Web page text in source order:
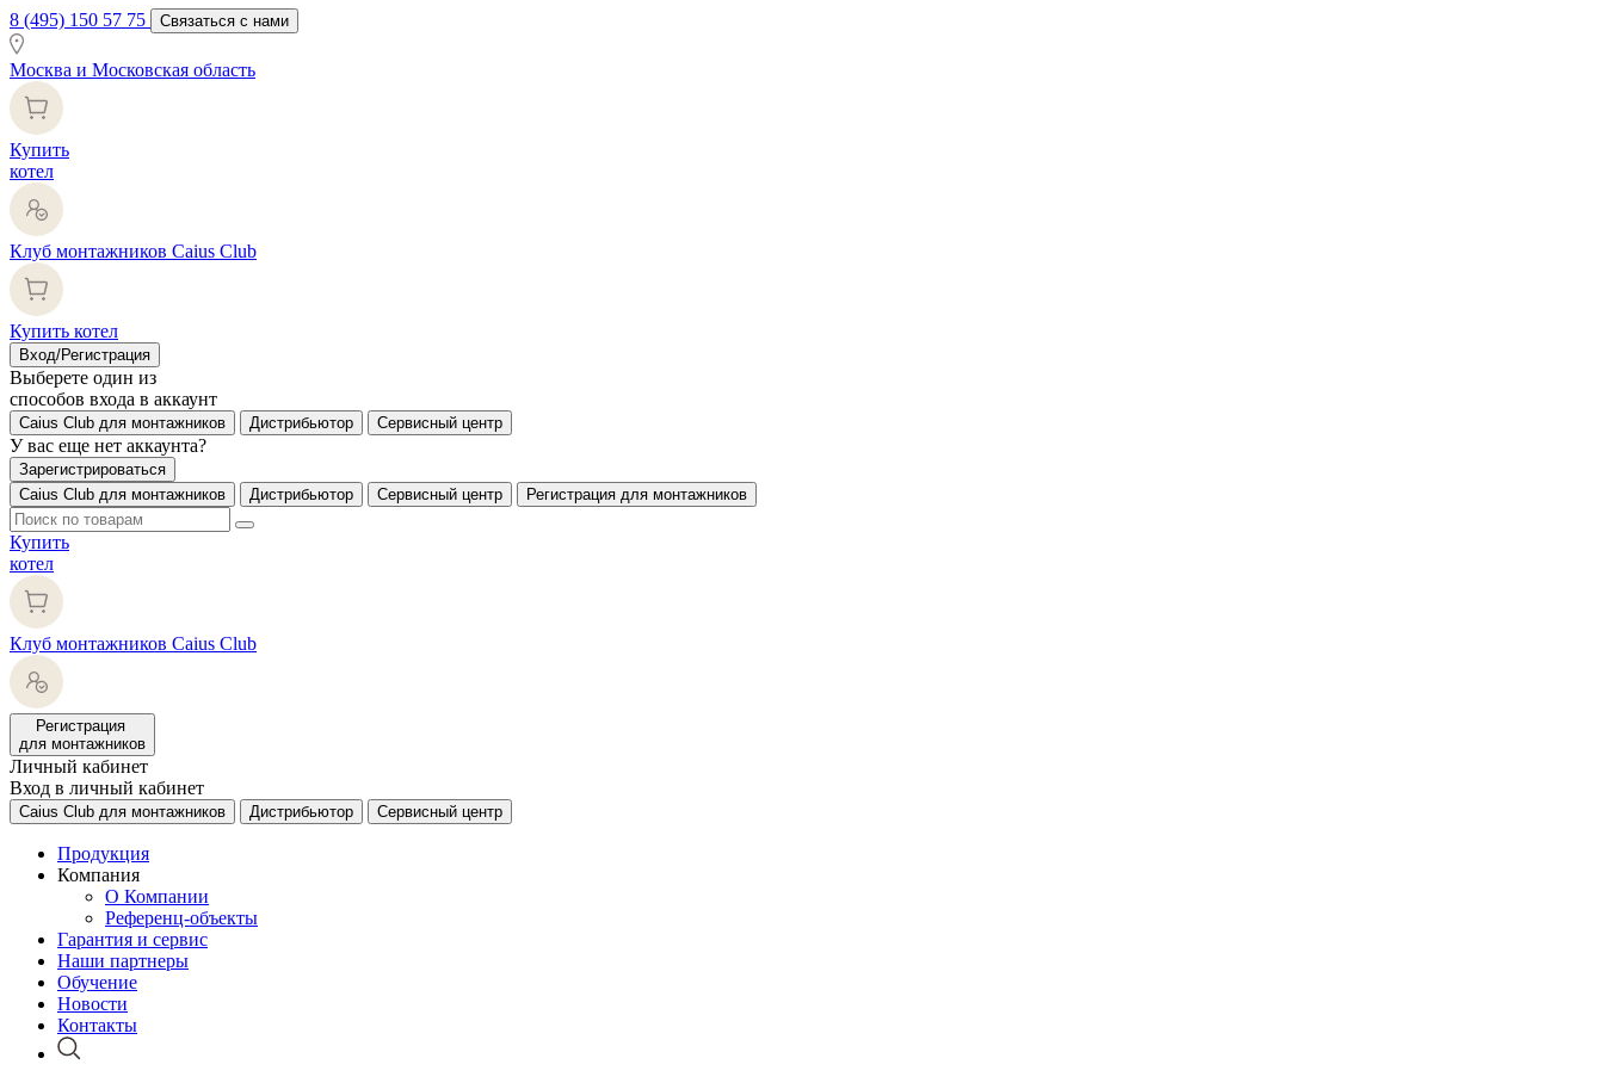
8 (495) 150 57 75 Связаться с нами
Москва и Московская область
Купить
котел
Клуб монтажников Caius Club
Купить котел
Вход/Регистрация
Выберете один из
способов входа в аккаунт
Caius Club для монтажников Дистрибьютор Сервисный центр
У вас еще нет аккаунта?
Зарегистрироваться
Caius Club для монтажников
Дистрибьютор Сервисный центр Регистрация для монтажников
Купить
котел
Клуб монтажников Caius Club
Регистрация
для монтажников
Личный кабинет
Вход в личный кабинет
Caius Club для монтажников Дистрибьютор Сервисный центр
Продукция
Компания
О Компании
Референц-объекты
Гарантия и сервис
Наши партнеры
Обучение
Новости
Контакты